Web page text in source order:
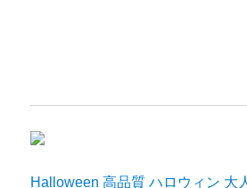
Halloween 高品質 ハロウィン 大